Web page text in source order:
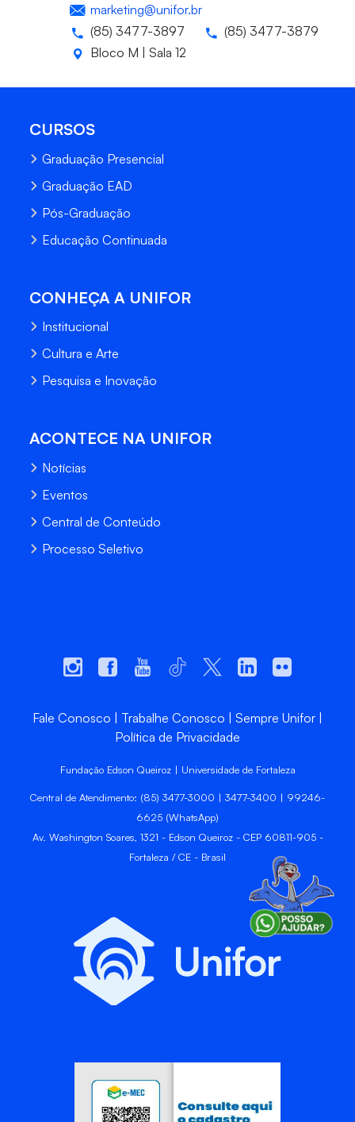
marketing@unifor.br
(85) 3477-3897
(85) 3477-3879
Bloco M | Sala 12
CURSOS
Graduação Presencial
Graduação EAD
Pós-Graduação
Educação Continuada
CONHEÇA A UNIFOR
Institucional
Cultura e Arte
Pesquisa e Inovação
ACONTECE NA UNIFOR
Notícias
Eventos
Central de Conteúdo
Processo Seletivo
Fale Conosco Trabalhe Conosco
Sempre Unifor
Política de Privacidade
Fundação Edson Queiroz | Universidade de Fortaleza
Central de Atendimento: (85) 3477-3000 | 3477-3400 | 99246-
6625 (WhatsApp)
Av. Washington Soares, 1321 - Edson Queiroz - CEP 60811-905 -
Fortaleza / CE - Brasil